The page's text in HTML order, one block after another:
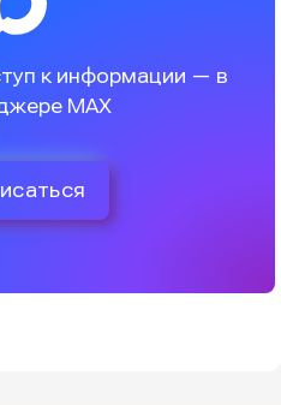
к информации — в
MAX